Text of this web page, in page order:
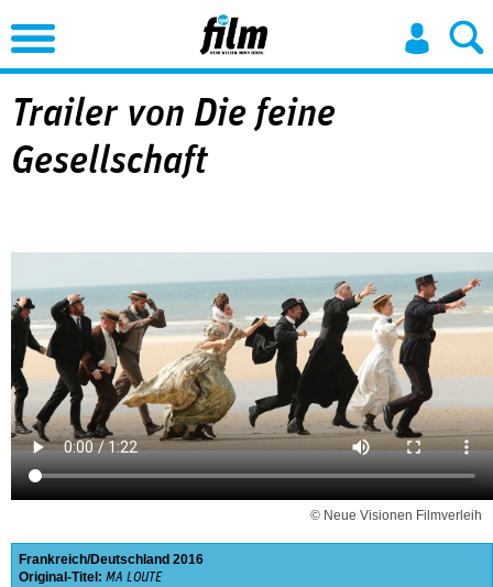
Jump to Navigation
Trailer von Die feine
Gesellschaft
© Neue Visionen Filmverleih
Frankreich Deutschland 2016
Original-Titel: MA LOUTE